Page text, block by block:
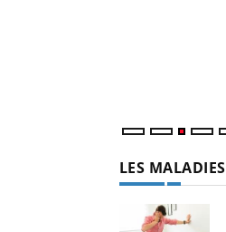
LES MALADIES